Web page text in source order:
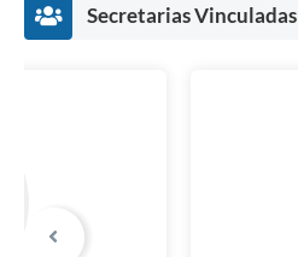
Secretarias Vinculadas